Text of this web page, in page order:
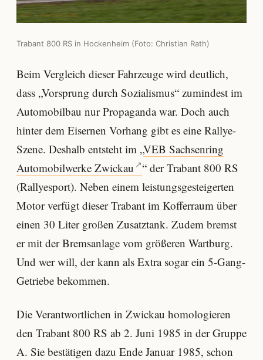
Trabant 800 RS in Hockenheim (Foto: Christian Rath)
Beim Vergleich dieser Fahrzeuge wird deutlich,
dass „Vorsprung durch Sozialismus“ zumindest im
Automobilbau nur Propaganda war. Doch auch
hinter dem Eisernen Vorhang gibt es eine Rallye-
Szene. Deshalb entsteht im „VEB Sachsenring
Automobilwerke Zwickau
“ der Trabant 800 RS
(Rallyesport). Neben einem leistungsgesteigerten
Motor verfügt dieser Trabant im Kofferraum über
einen 30 Liter großen Zusatztank. Zudem bremst
er mit der Bremsanlage vom größeren Wartburg.
Und wer will, der kann als Extra sogar ein 5-Gang-
Getriebe bekommen.
Die Verantwortlichen in Zwickau homologieren
den Trabant 800 RS ab 2. Juni 1985 in der Gruppe
A. Sie bestätigen dazu Ende Januar 1985, schon